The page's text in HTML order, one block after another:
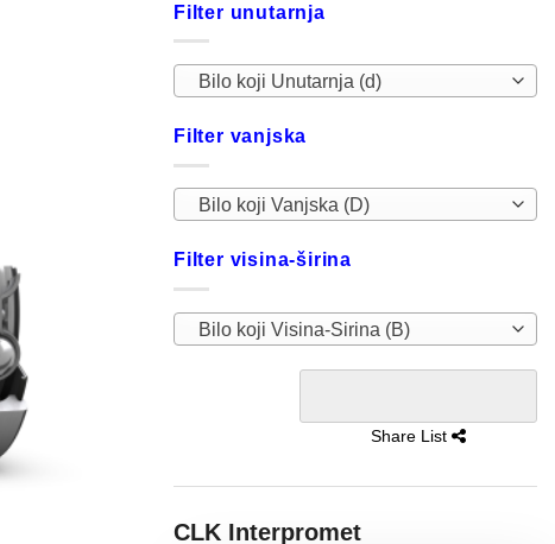
Filter unutarnja
Bilo koji Unutarnja (d)
Filter vanjska
Bilo koji Vanjska (D)
Filter visina-širina
Bilo koji Visina-Sirina (B)
Share List
CLK Interpromet